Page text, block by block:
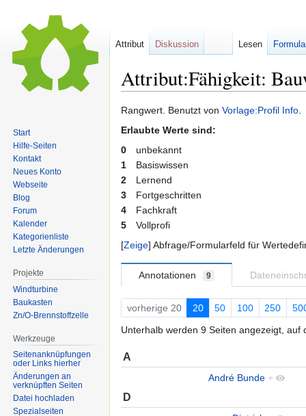
Attribut:Fähigkeit:
Zur
Navigation
Zur
Suche
Rangwert. Benutzt von Vorlage:Profil Info.
Erlaubte Werte sind:
0
unbekannt
1
Basiswissen
2
Lernend
3
Fortgeschritten
4
Fachkraft
5
Vollprofi
Zeige Abfrage/Formularfeld für
Annotationen 9
vorherige 20 20 50 100 250
Unterhalb werden 9 Seiten angezeigt,
A
André Bunde +
D
Attribut Diskussion Lesen
Start
Hilfe-Seiten
Kontakt
Neues Konto
Webseite
Blog
Forum
Kalender
Kategorienliste
Letzte Änderungen
Projekte
Windturbine
Baukasten
Zn/O-Brennstoffzelle
Werkzeuge
Seitenanknüpfungen
oder Links hierher
Änderungen an
verknüpften Seiten
Datei hochladen
Spezialseiten